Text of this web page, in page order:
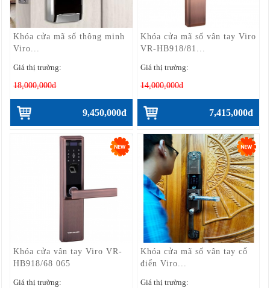
Khóa cửa mã số thông minh
Viro...
Giá thị trường:
18,000,000đ
9,450,000đ
Khóa cửa mã số vân tay Viro
VR-HB918/81...
Giá thị trường:
14,000,000đ
7,415,000đ
Khóa cửa vân tay Viro VR-
HB918/68 065
Giá thị trường:
Khóa cửa mã số vân tay cổ
điển Viro...
Giá thị trường: